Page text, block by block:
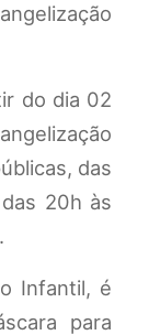
do dia 02
das
20h às
Infantil, é
para